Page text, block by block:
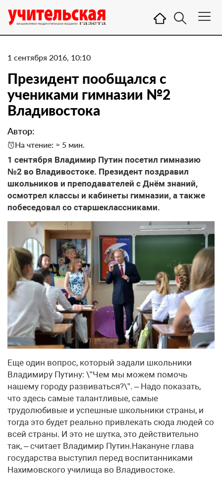
1 сентября 2016, 10:10
Президент пообщался с
учениками гимназии №2
Владивостока
Автор:
На чтение: ≈ 5 мин.
1 сентября Владимир Путин посетил гимназию
№2 во Владивостоке. Президент поздравил
школьников и преподавателей с Днём знаний,
осмотрел классы и кабинеты гимназии, а также
побеседовал со старшеклассниками.
Еще один вопрос, который задали школьники
Владимиру Путину: \”Чем мы можем помочь
нашему городу развиваться?\”. – Надо показать,
что здесь самые талантливые, самые
трудолюбивые и успешные школьники страны, и
тогда это будет реально привлекать сюда людей со
всей страны. И это не шутка, это действительно
так, – считает Владимир Путин.Накануне глава
государства выступил перед воспитанниками
Нахимовского училища во Владивостоке.